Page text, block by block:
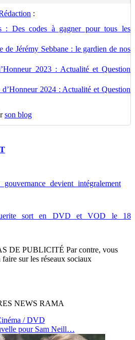
:
: Des codes à gagner pour tous les
de Jérémy Sebbane : le gardien de nos
2023 : Actualité et Question
2024 : Actualité et Question
son blog
devient intégralement
sort en DVD et VOD le 18
DE PUBLICITÉ Par contre, vous
sur les réseaux sociaux
NEWS RAMA
/ DVD
pour Sam Neill…